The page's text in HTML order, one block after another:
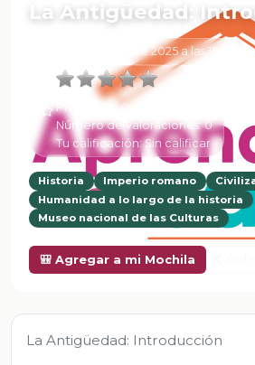
La Antigüedad:
6 de Febrero de 2025 a las 15:53
Promedio:0
Número de valoraciones:0
Tu calificación:Sin calificar
Historia Imperio romano
Humanidad a lo largo de la historia
Museo nacional de las Culturas
🎒 Agregar a mi Mochila
La Antigüedad: Introducción